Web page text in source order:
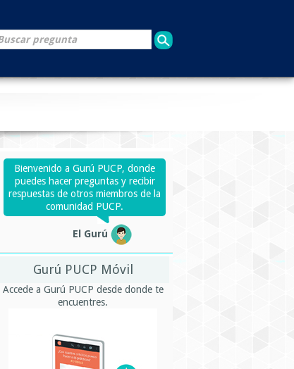
Bienvenido a Gurú PUCP, donde
puedes hacer preguntas y recibir
respuestas de otros miembros de la
comunidad PUCP.
El Gurú
Gurú PUCP Móvil
Accede a Gurú PUCP desde donde te
encuentres.